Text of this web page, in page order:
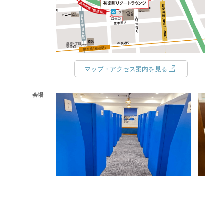
マップ・アクセス案内を見る
会場